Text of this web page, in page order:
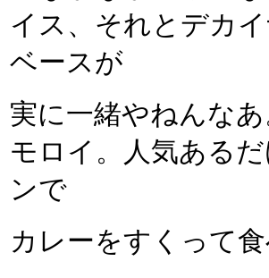
イス、それとデカ
ベースが
実に一緒やねんな
モロイ。人気ある
ンで
カレーをすくって